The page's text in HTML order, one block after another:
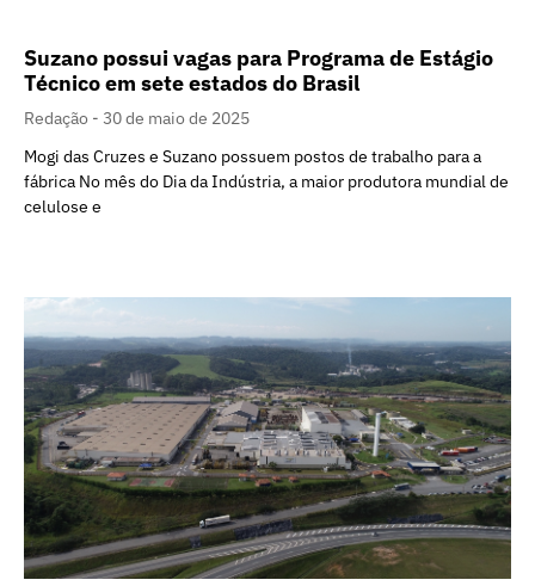
Suzano possui vagas para Programa de Estágio
Técnico em sete estados do Brasil
Redação
30 de maio de 2025
Mogi das Cruzes e Suzano possuem postos de trabalho para a
fábrica No mês do Dia da Indústria, a maior produtora mundial de
celulose e